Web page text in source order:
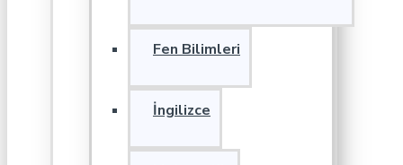
Fen Bilimleri
İngilizce